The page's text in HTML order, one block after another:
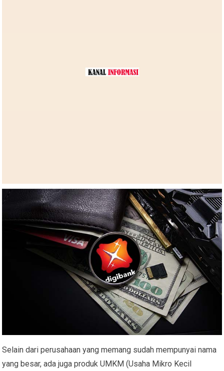
Selain dari perusahaan yang memang sudah mempunyai nama
yang besar, ada juga produk UMKM (Usaha Mikro Kecil